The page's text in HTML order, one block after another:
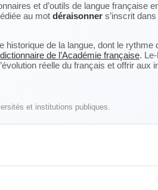
et d’outils de langue française
au mot déraisonner s’inscrit
de la langue, dont le rythme
dictionnaire de l’Académie française.
réelle du français et offrir aux
et institutions publiques.